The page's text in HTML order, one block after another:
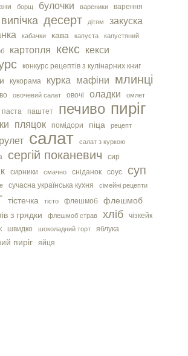
борщ булочки вареники варення
випічка десерт дітям
закуска
кабачки кава капуста капустяний
картопля кекс кекси
конкурс рецептів з кулінарних книг
кукорама курка мафіни млинці
овочевий салат овочі оладки омлет
паста паштет печиво пиріг
пляцок помідори піца рецепт
рулет салат салат з куркою
сергiй поканевич сир
сирники смачно сніданок соус суп
сучасна українська кухня сімейні рецепти
тістечка тісто флешмоб
флешмоб
з грядки
флешмоб страв хліб
чізкейк
швидко шоколадний торт яблука
пиріг яйця